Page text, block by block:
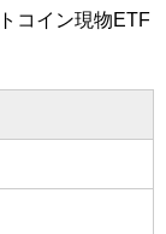
コイン現物ETF